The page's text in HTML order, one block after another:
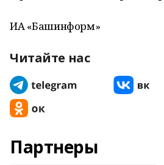
ИА «Башинформ»
Читайте нас
Партнеры